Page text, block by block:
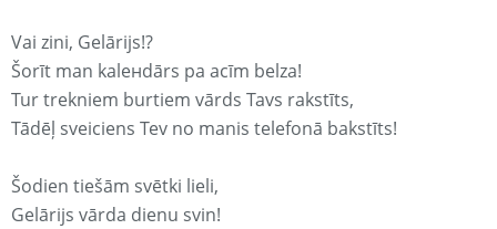
Vai zini, Gelārijs!?
Šorīt man kaleнdārs pa acīm belza!
Tur trekniem burtiem vārds Tavs rakstīts,
Tādēļ sveiciens Tev no manis telefonā bakstīts!
Šodien tiešām svētki lieli,
Gelārijs vārda dienu svin!